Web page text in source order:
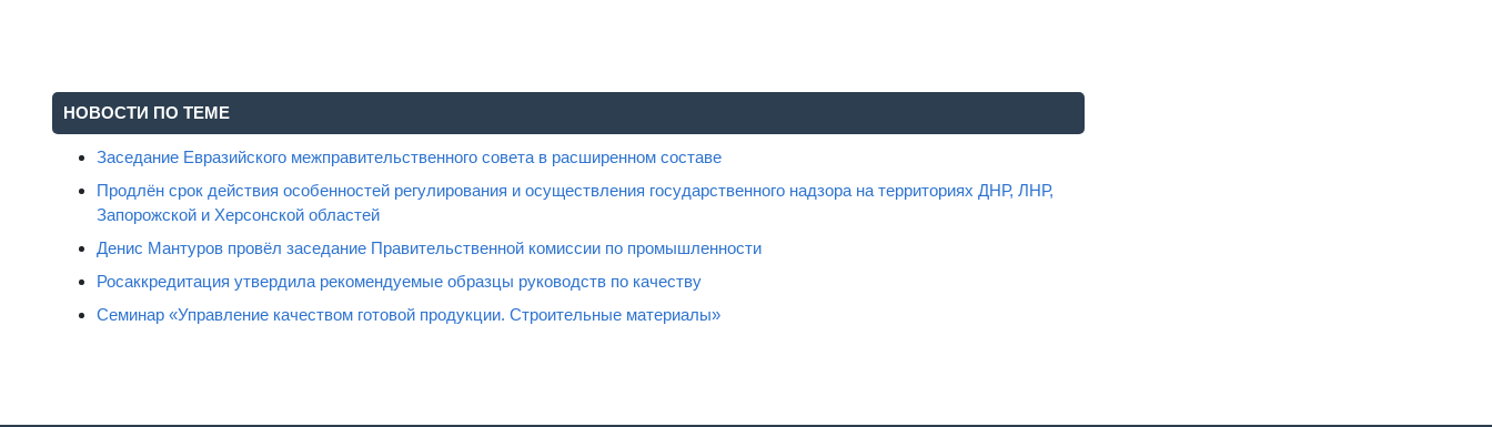
НОВОСТИ ПО ТЕМЕ
Заседание Евразийского межправительственного совета в расширенном составе
Продлён срок действия особенностей регулирования и осуществления государственного надзора на территориях ДНР, ЛНР,
Запорожской и Херсонской областей
Денис Мантуров провёл заседание Правительственной комиссии по промышленности
Росаккредитация утвердила рекомендуемые образцы руководств по качеству
Семинар «Управление качеством готовой продукции. Строительные материалы»